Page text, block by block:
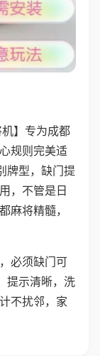
机】专为成都
规则完美适
牌型，缺门提
，不管是日
麻将精髓，
必须缺门可
提示清晰，洗
不扰邻，家